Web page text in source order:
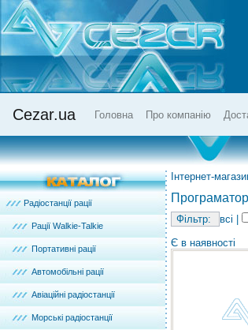
Cezar.ua Головна Про компанію
Радіостанції рації
Рації Walkie-Talkie
Портативні рації
Автомобільні рації
Авіаційні радіостанції
Морські радіостанції
Інтернет-
всі
Є в наявності